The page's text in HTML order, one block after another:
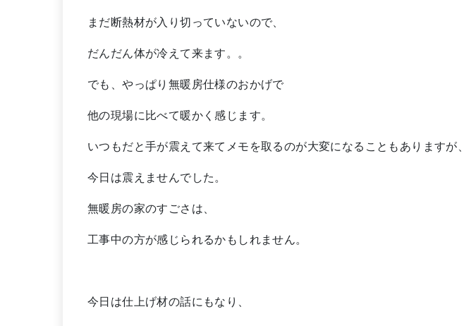
まだ断熱材が入り切っていないので、
だんだん体が冷えて来ます。。
でも、やっぱり無暖房仕様のおかげで
他の現場に比べて暖かく感じます。
いつもだと手が震えて来てメモを取るのが大変になることもありますが、
今日は震えませんでした。
無暖房の家のすごさは、
工事中の方が感じられるかもしれません。
今日は仕上げ材の話にもなり、